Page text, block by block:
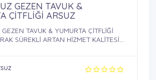
GEZEN TAVUK &
ÇİTFLİĞİ ARSUZ
TAVUK & YUMURTA ÇİTFLİĞİ
SÜREKLİ ARTAN HİZMET KALİTESİ